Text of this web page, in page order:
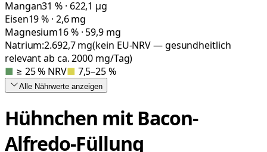
Mangan31 % · 622,1 µg
Eisen19 % · 2,6 mg
Magnesium16 % · 59,9 mg
Natrium:2.692,7mg(kein EU-NRV — gesundheitlich
relevant ab ca. 2000 mg/Tag)
■ ≥ 25 % NRV■ 7,5–25 %
Alle Nährwerte anzeigen
Hühnchen mit Bacon-
Alfredo-Füllung